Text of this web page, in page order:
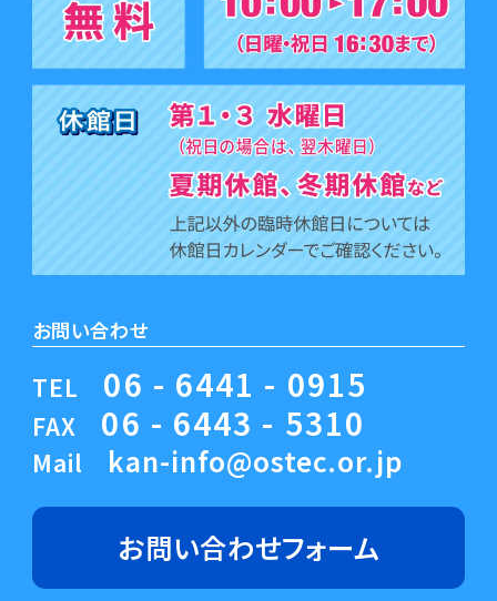
お問い合わせ
TEL 06 - 6441 - 0915
FAX 06 - 6443 - 5310
Mail kan-info@ostec.or.jp
お問い合わせフォーム